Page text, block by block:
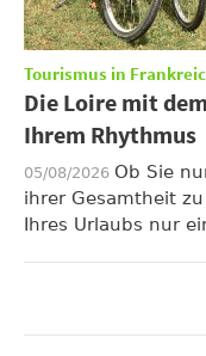
Tourismus in
Die Loire mit
Ihrem Rhythmus
05/08/2026 Ob Sie
ihrer Gesamtheit
Ihres Urlaubs nur